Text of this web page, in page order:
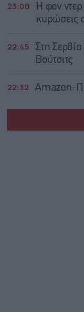
23:00
Η φον ντερ
κυρώσεις
22:45
Στη
Βούτσιτς
22:32 Amazon: